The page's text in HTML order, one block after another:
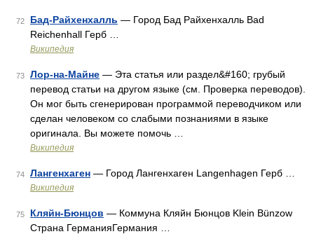
72 Бад-Райхенхалль — Город Бад Райхенхалль Bad
Reichenhall Герб …
Википедия
73 Лор-на-Майне — Эта статья или раздел&#160; грубый
перевод статьи на другом языке (см. Проверка переводов).
Он мог быть сгенерирован программой переводчиком или
сделан человеком со слабыми познаниями в языке
оригинала. Вы можете помочь …
Википедия
74 Лангенхаген — Город Лангенхаген Langenhagen Герб …
Википедия
75 Кляйн-Бюнцов — Коммуна Кляйн Бюнцов Klein Bünzow
Страна ГерманияГермания …